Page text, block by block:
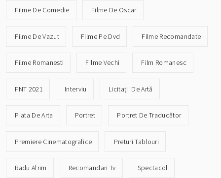
Filme De Comedie Filme De Oscar
Filme De Vazut Filme Pe Dvd Filme Recomandate
Filme Romanesti Filme Vechi Film Romanesc
FNT 2021 Interviu Licitații De Artă
Piata De Arta Portret Portret De Traducător
Premiere Cinematografice Preturi Tablouri
Radu Afrim Recomandari Tv Spectacol